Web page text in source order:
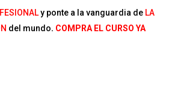
y ponte a la vanguardia de LA
del mundo. COMPRA EL CURSO YA